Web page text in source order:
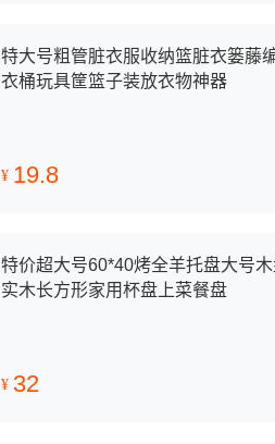
特大号粗管脏衣服收纳篮脏衣篓藤
衣桶玩具筐篮子装放衣物神器
¥ 19.8
特价超大号60*40烤全羊托盘大号
实木长方形家用杯盘上菜餐盘
¥ 32